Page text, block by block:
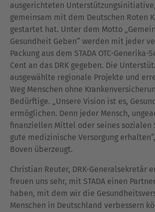
ausgerichteten Unterstützungsinitiative,
gemeinsam mit dem Deutschen Roten
gestartet hat. Unter dem Motto
Gesundheit Geben“ werden mit jeder
Packung aus dem STADA OTC-Generika-
Cent an das DRK gegeben. Die
ausgewählte regionale Projekte und
Weg Menschen ohne
Bedürftige. „Unsere Vision ist es,
ermöglichen. Denn jeder Mensch,
finanziellen Mittel oder seines sozialen
gute medizinische Versorgung
Boven überzeugt.
Christian Reuter, DRK-Generalsekretär
freuen uns sehr, mit STADA einen
haben, mit dem wir die
Menschen in Deutschland verbessern